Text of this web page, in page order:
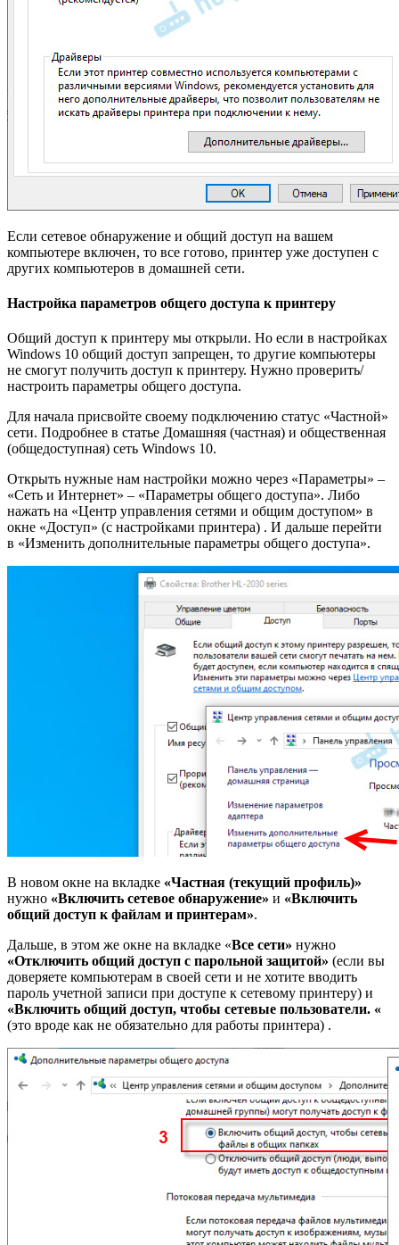
Если сетевое обнаружение и общий доступ на вашем
компьютере включен, то все готово, принтер уже доступен с
других компьютеров в домашней сети.
Настройка параметров общего доступа к принтеру
Общий доступ к принтеру мы открыли. Но если в настройках
Windows 10 общий доступ запрещен, то другие компьютеры
не смогут получить доступ к принтеру. Нужно проверить/
настроить параметры общего доступа.
Для начала присвойте своему подключению статус «Частной»
сети. Подробнее в статье Домашняя (частная) и общественная
(общедоступная) сеть Windows 10.
Открыть нужные нам настройки можно через «Параметры» –
«Сеть и Интернет» – «Параметры общего доступа». Либо
нажать на «Центр управления сетями и общим доступом» в
окне «Доступ» (с настройками принтера) . И дальше перейти
в «Изменить дополнительные параметры общего доступа».
В новом окне на вкладке «Частная (текущий профиль)»
нужно «Включить сетевое обнаружение» и «Включить
общий доступ к файлам и принтерам».
Дальше, в этом же окне на вкладке «Все сети» нужно
«Отключить общий доступ с парольной защитой» (если вы
доверяете компьютерам в своей сети и не хотите вводить
пароль учетной записи при доступе к сетевому принтеру) и
«Включить общий доступ, чтобы сетевые пользователи. «
(это вроде как не обязательно для работы принтера) .